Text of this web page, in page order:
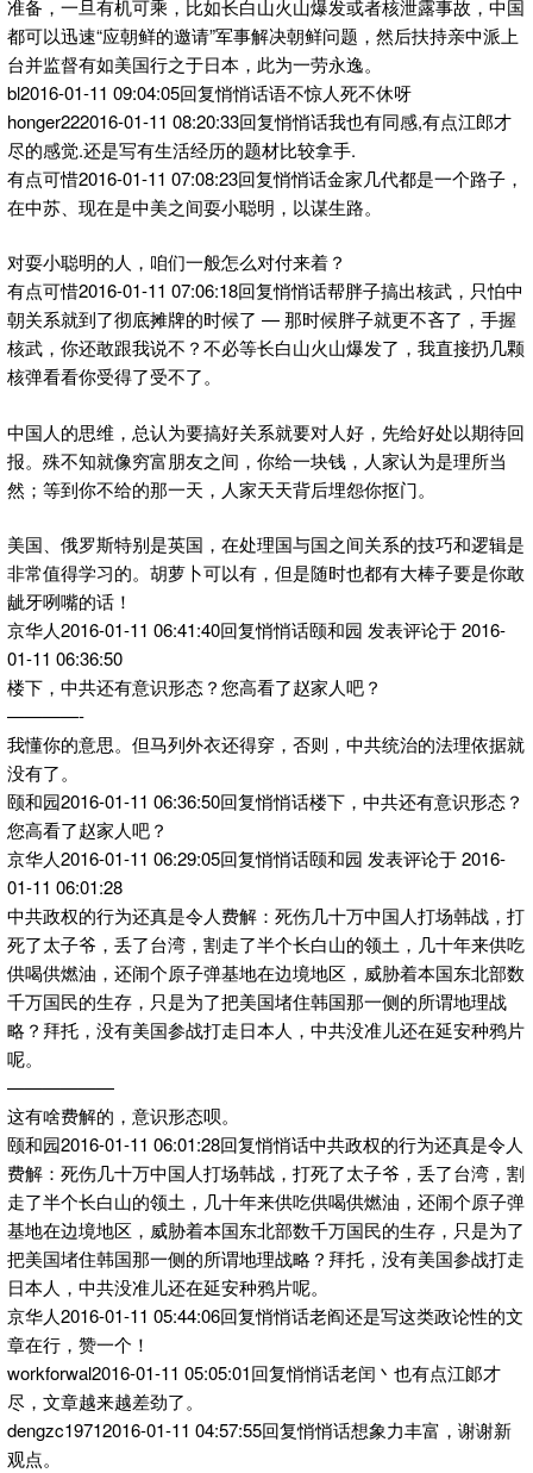
准备，一旦有机可乘，比如长白山火山爆发或者核泄露事故，中国
都可以迅速“应朝鲜的邀请”军事解决朝鲜问题，然后扶持亲中派上
台并监督有如美国行之于日本，此为一劳永逸。
bl2016-01-11 09:04:05回复悄悄话语不惊人死不休呀
honger222016-01-11 08:20:33回复悄悄话我也有同感,有点江郎才
尽的感觉.还是写有生活经历的题材比较拿手.
有点可惜2016-01-11 07:08:23回复悄悄话金家几代都是一个路子，
在中苏、现在是中美之间耍小聪明，以谋生路。
对耍小聪明的人，咱们一般怎么对付来着？
有点可惜2016-01-11 07:06:18回复悄悄话帮胖子搞出核武，只怕中
朝关系就到了彻底摊牌的时候了 — 那时候胖子就更不吝了，手握
核武，你还敢跟我说不？不必等长白山火山爆发了，我直接扔几颗
核弹看看你受得了受不了。
中国人的思维，总认为要搞好关系就要对人好，先给好处以期待回
报。殊不知就像穷富朋友之间，你给一块钱，人家认为是理所当
然；等到你不给的那一天，人家天天背后埋怨你抠门。
美国、俄罗斯特别是英国，在处理国与国之间关系的技巧和逻辑是
非常值得学习的。胡萝卜可以有，但是随时也都有大棒子要是你敢
龇牙咧嘴的话！
京华人2016-01-11 06:41:40回复悄悄话颐和园 发表评论于 2016-
01-11 06:36:50
楼下，中共还有意识形态？您高看了赵家人吧？
————-
我懂你的意思。但马列外衣还得穿，否则，中共统治的法理依据就
没有了。
颐和园2016-01-11 06:36:50回复悄悄话楼下，中共还有意识形态？
您高看了赵家人吧？
京华人2016-01-11 06:29:05回复悄悄话颐和园 发表评论于 2016-
01-11 06:01:28
中共政权的行为还真是令人费解：死伤几十万中国人打场韩战，打
死了太子爷，丢了台湾，割走了半个长白山的领土，几十年来供吃
供喝供燃油，还闹个原子弹基地在边境地区，威胁着本国东北部数
千万国民的生存，只是为了把美国堵住韩国那一侧的所谓地理战
略？拜托，没有美国参战打走日本人，中共没准儿还在延安种鸦片
呢。
——————
这有啥费解的，意识形态呗。
颐和园2016-01-11 06:01:28回复悄悄话中共政权的行为还真是令人
费解：死伤几十万中国人打场韩战，打死了太子爷，丢了台湾，割
走了半个长白山的领土，几十年来供吃供喝供燃油，还闹个原子弹
基地在边境地区，威胁着本国东北部数千万国民的生存，只是为了
把美国堵住韩国那一侧的所谓地理战略？拜托，没有美国参战打走
日本人，中共没准儿还在延安种鸦片呢。
京华人2016-01-11 05:44:06回复悄悄话老阎还是写这类政论性的文
章在行，赞一个！
workforwal2016-01-11 05:05:01回复悄悄话老闰丶也有点江郞才
尽，文章越来越差劲了。
dengzc19712016-01-11 04:57:55回复悄悄话想象力丰富，谢谢新
观点。